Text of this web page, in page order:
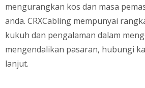
mengurangkan kos dan masa
anda. CRXCabling mempunyai
kukuh dan pengalaman dalam
mengendalikan pasaran, hubungi
lanjut.